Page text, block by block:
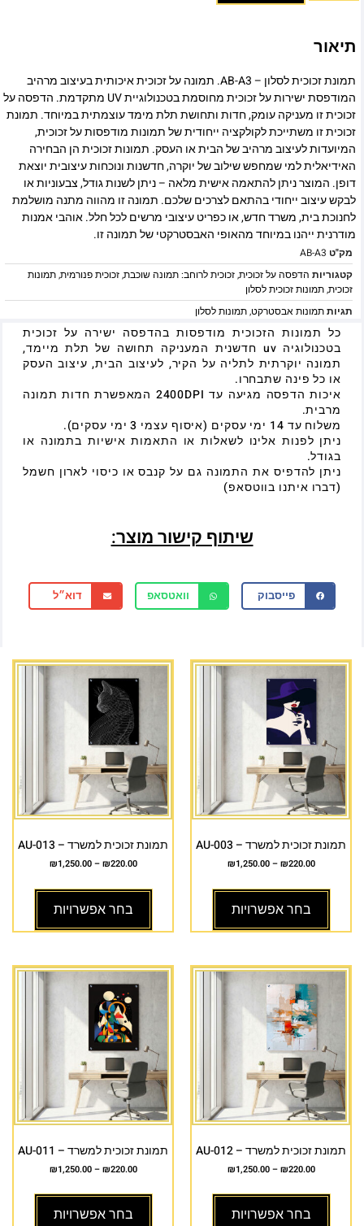
תיאור
תמונת זכוכית לסלון – AB-A3. תמונה על זכוכית איכותית בעיצוב מרהיב
המודפסת ישירות על זכוכית מחוסמת בטכנולוגיית UV מתקדמת. הדפסה על
זכוכית זו מעניקה עומק, חדות ותחושת תלת מימד עוצמתית במיוחד. תמונת
זכוכית זו משתייכת לקולקציה ייחודית של תמונות מודפסות על זכוכית,
המיועדות לעיצוב מרהיב של הבית או העסק. תמונות זכוכית הן הבחירה
האידיאלית למי שמחפש שילוב של יוקרה, חדשנות ונוכחות עיצובית יוצאת
דופן. המוצר ניתן להתאמה אישית מלאה – ניתן לשנות גודל, צבעוניות או
לבקש עיצוב ייחודי בהתאם לצרכים שלכם. תמונה זו מהווה מתנה מושלמת
לחנוכת בית, משרד חדש, או כפריט עיצובי מרשים לכל חלל. אוהבי אמנות
מודרנית ייהנו במיוחד מהאופי האבסטרקטי של תמונה זו.
מק"ט AB-A3
קטגוריות הדפסה על זכוכית,זכוכית לרוחב: תמונה שוכבת,זכוכית פנורמית,תמונות
זכוכית,תמונות זכוכית לסלון
תגיותתמונות אבסטרקט,תמונות לסלון
כל תמונות הזכוכית מודפסות בהדפסה ישירה על זכוכית
בטכנולוגיה uv חדשנית המעניקה תחושה של תלת מיימד,
תמונה יוקרתית לתליה על הקיר, לעיצוב הבית, עיצוב העסק
או כל פינה שתבחרו.
איכות הדפסה מגיעה עד 2400DPI המאפשרת חדות תמונה
מרבית.
משלוח עד 14 ימי עסקים (איסוף עצמי 3 ימי עסקים).
ניתן לפנות אלינו לשאלות או התאמות אישיות בתמונה או
בגודל.
ניתן להדפיס את התמונה גם על קנבס או כיסוי לארון חשמל
(דברו איתנו בווטסאפ)
שיתוף קישור מוצר:
פייסבוק וואטסאפ דוא״ל
תמונת זכוכית למשרד – AU-003
₪220.00
–
₪1,250.00
בחר אפשרויות
תמונת זכוכית למשרד – AU-013
₪220.00
–
₪1,250.00
בחר אפשרויות
תמונת זכוכית למשרד – AU-012
₪220.00
–
₪1,250.00
בחר אפשרויות
תמונת זכוכית למשרד – AU-011
₪220.00
–
₪1,250.00
בחר אפשרויות